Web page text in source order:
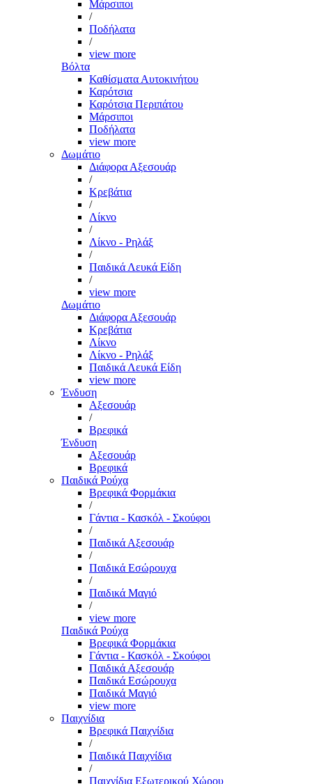
Μάρσιποι
/
Ποδήλατα
/
view more
Βόλτα
Καθίσματα Αυτοκινήτου
Καρότσια
Καρότσια Περιπάτου
Μάρσιποι
Ποδήλατα
view more
Δωμάτιο
Διάφορα Αξεσουάρ
/
Κρεβάτια
/
Λίκνο
/
Λίκνο - Ρηλάξ
/
Παιδικά Λευκά Είδη
/
view more
Δωμάτιο
Διάφορα Αξεσουάρ
Κρεβάτια
Λίκνο
Λίκνο - Ρηλάξ
Παιδικά Λευκά Είδη
view more
Ένδυση
Αξεσουάρ
/
Βρεφικά
Ένδυση
Αξεσουάρ
Βρεφικά
Παιδικά Ρούχα
Βρεφικά Φορμάκια
/
Γάντια - Κασκόλ - Σκούφοι
/
Παιδικά Αξεσουάρ
/
Παιδικά Εσώρουχα
/
Παιδικά Μαγιό
/
view more
Παιδικά Ρούχα
Βρεφικά Φορμάκια
Γάντια - Κασκόλ - Σκούφοι
Παιδικά Αξεσουάρ
Παιδικά Εσώρουχα
Παιδικά Μαγιό
view more
Παιχνίδια
Βρεφικά Παιχνίδια
/
Παιδικά Παιχνίδια
/
Παιχνίδια Εξωτερικού Χώρου